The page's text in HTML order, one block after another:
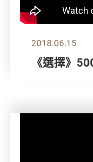
2018.06.15
《選擇》